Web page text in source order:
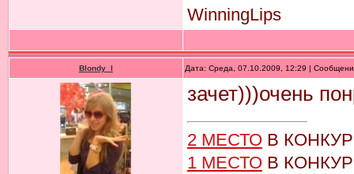
WinningLips
Blondy_l Дата: Среда, 07.10.2009, 12:29 |
зачет)))очень
2 МЕСТО В
1 МЕСТО В